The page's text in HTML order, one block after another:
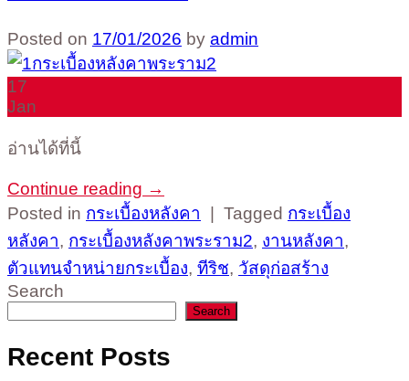
Posted on 17/01/2026 by admin
17
Jan
อ่านได้ที่นี้
Continue reading →
Posted in กระเบื้องหลังคา Tagged กระเบื้อง
หลังคา, กระเบื้องหลังคาพระราม2, งานหลังคา,
ตัวแทนจำหน่ายกระเบื้อง, ทีริช, วัสดุก่อสร้าง
Search
Search
Recent Posts